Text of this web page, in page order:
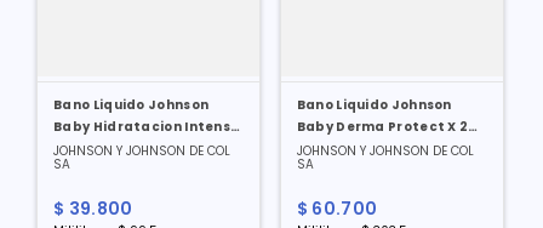
Bano Liquido Johnson
Baby Hidratacion Intensa
X 400 Ml
JOHNSON Y JOHNSON DE COL
SA
$ 39.800
Bano Liquido Johnson
Baby Derma Protect X 200
Ml
JOHNSON Y JOHNSON DE COL
SA
$ 60.700